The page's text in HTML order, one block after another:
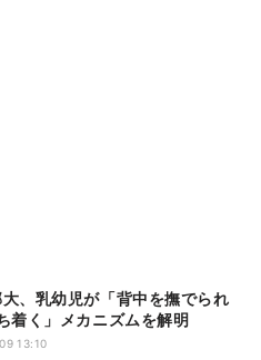
着く」メカニズムを解明
13:10